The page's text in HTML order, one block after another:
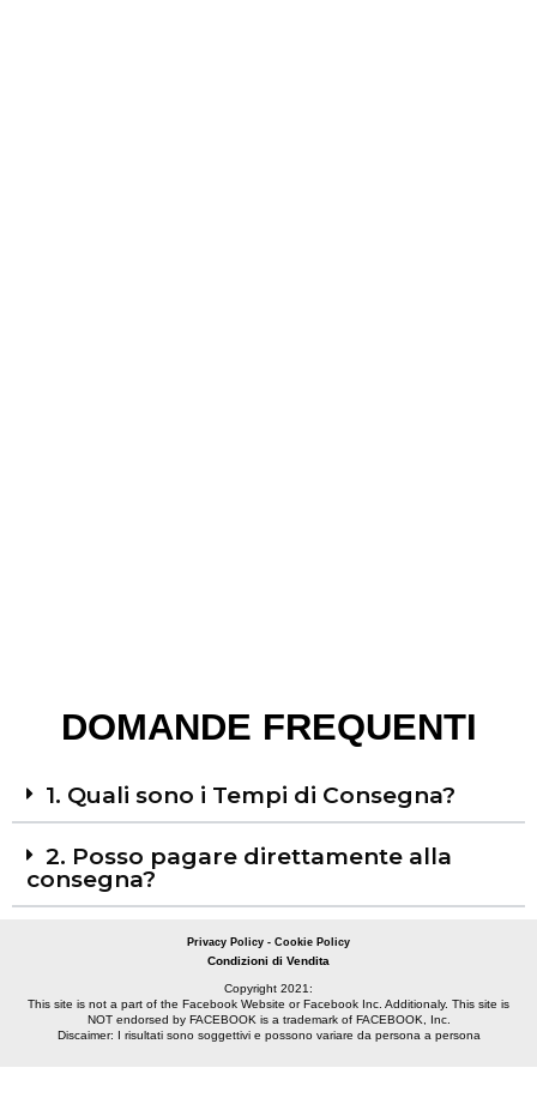
DOMANDE FREQUENTI
1. Quali sono i Tempi di Consegna?
2. Posso pagare direttamente alla
consegna?
Privacy Policy - Cookie Policy
Condizioni di Vendita
Copyright 2021:
This site is not a part of the Facebook Website or Facebook Inc. Additionaly. This site is
NOT endorsed by FACEBOOK is a trademark of FACEBOOK, Inc.
Discaimer: I risultati sono soggettivi e possono variare da persona a persona